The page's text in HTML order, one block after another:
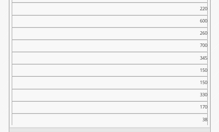
220
600
260
700
345
150
150
330
170
38